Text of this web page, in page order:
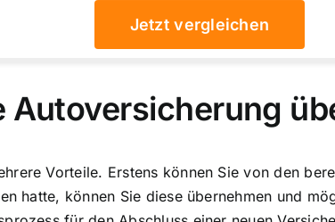
Jetzt vergleichen
Autoversicherung
Vorteile. Erstens können Sie von den
hatte, können Sie diese übernehmen und